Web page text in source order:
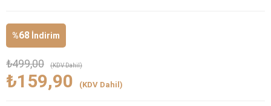
%68 İndirim
₺499,00 (KDV Dahil)
₺159,90 (KDV Dahil)